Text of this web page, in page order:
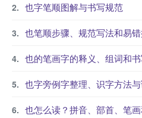
也字笔顺图解与书写规范
也笔顺步骤、规范写法和易
也的笔画字的释义、组词和
也字旁例字整理、识字方法
也怎么读？拼音、部首、笔